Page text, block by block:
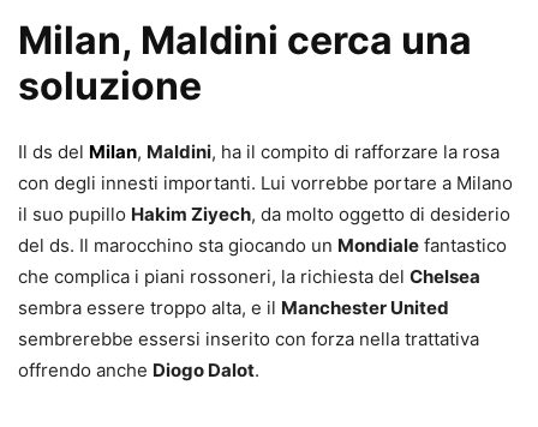
Milan, Maldini cerca una
soluzione
Il ds del Milan, Maldini, ha il compito di rafforzare la rosa
con degli innesti importanti. Lui vorrebbe portare a Milano
il suo pupillo Hakim Ziyech, da molto oggetto di desiderio
del ds. Il marocchino sta giocando un Mondiale fantastico
che complica i piani rossoneri, la richiesta del Chelsea
sembra essere troppo alta, e il Manchester United
sembrerebbe essersi inserito con forza nella trattativa
offrendo anche Diogo Dalot.